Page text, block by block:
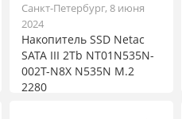
Санкт-Петербург, 8 июня
2024
Накопитель SSD Netac
SATA III 2Tb NT01N535N-
002T-N8X N535N M.2
2280